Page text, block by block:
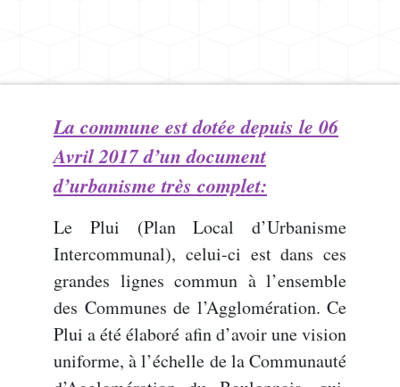
La commune est dotée depuis le 06
Avril 2017 d’un document
d’urbanisme très complet:
Le Plui (Plan Local d’Urbanisme
Intercommunal), celui-ci est dans ces
grandes lignes commun à l’ensemble
des Communes de l’Agglomération. Ce
Plui a été élaboré afin d’avoir une vision
uniforme, à l’échelle de la Communauté